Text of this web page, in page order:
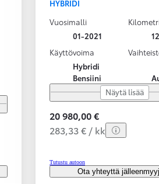
HYBRIDI
Vuosimalli
01-2021
Käyttövoima
Hybridi
Bensiini
Näytä lisää
20 980,00 €
283,33 € / kk
Tutustu autoon
Ota yhteyttä